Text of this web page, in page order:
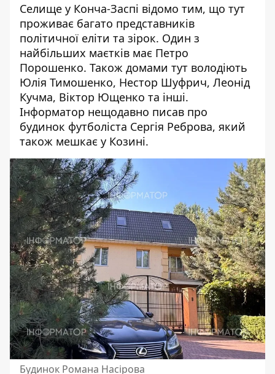
Селище у Конча-Заспі відомо тим, що тут
проживає багато представників
політичної еліти та зірок. Один з
найбільших маєтків має Петро
Порошенко. Також домами тут володіють
Юлія Тимошенко, Нестор Шуфрич, Леонід
Кучма, Віктор Ющенко та інші.
Інформатор нещодавно писав про
будинок футболіста Сергія Реброва, який
також мешкає у Козині.
Будинок Романа Насірова